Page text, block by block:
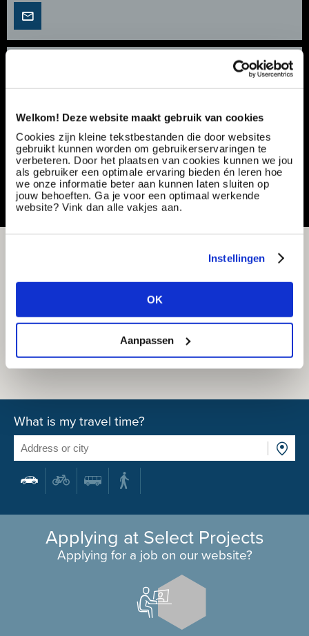
Welkom! Deze website maakt gebruik van cookies
Cookies zijn kleine tekstbestanden die door websites
gebruikt kunnen worden om gebruikerservaringen te
verbeteren. Door het plaatsen van cookies kunnen we jou
als gebruiker een optimale ervaring bieden én leren hoe
we onze informatie beter aan kunnen laten sluiten op
jouw behoeften. Ga je voor een optimaal werkende
website? Vink dan alle vakjes aan.
Instellingen
OK
Aanpassen
Onderhoudsmonteur | Gebouwgebonden
installatiewerkzaamheden | €3.090 - €4.006
Specialization: Production & Technical
Share or save this vacancy
What is my travel time?
Applying at Select Projects
Applying for a job on our website?